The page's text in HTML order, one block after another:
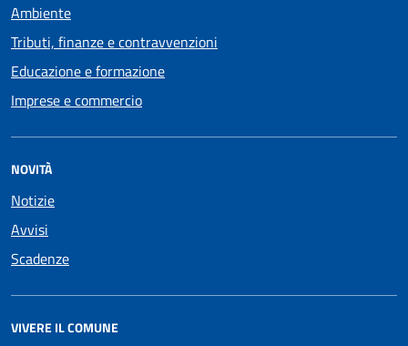
Ambiente
Tributi, finanze e contravvenzioni
Educazione e formazione
Imprese e commercio
NOVITÀ
Notizie
Avvisi
Scadenze
VIVERE IL COMUNE